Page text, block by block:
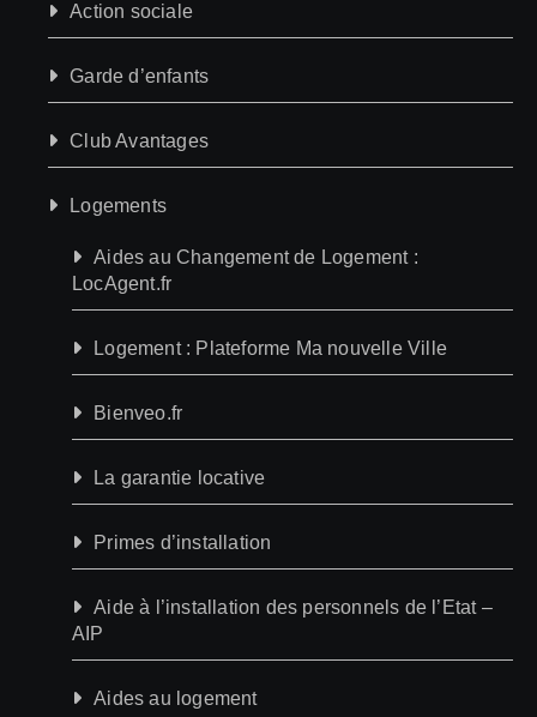
Action sociale
Garde d’enfants
Club Avantages
Logements
Aides au Changement de Logement :
LocAgent.fr
Logement : Plateforme Ma nouvelle Ville
Bienveo.fr
La garantie locative
Primes d’installation
Aide à l’installation des personnels de l’Etat –
AIP
Aides au logement